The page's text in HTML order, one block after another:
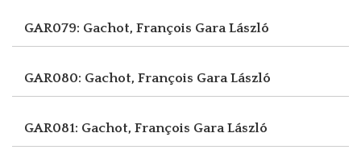
GAR079: Gachot, François Gara László
GAR080: Gachot, François Gara László
GAR081: Gachot, François Gara László